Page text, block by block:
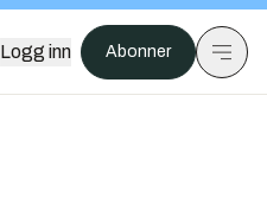
Logg inn Abonner